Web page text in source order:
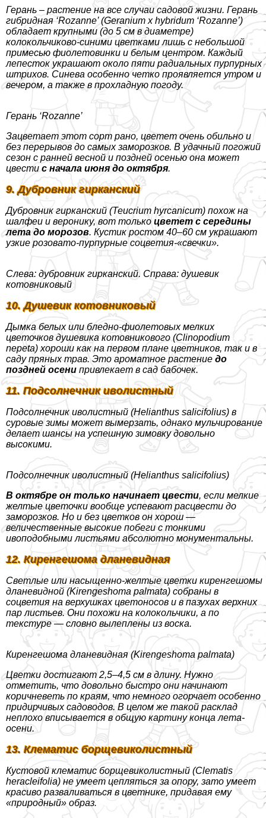
Герань – растение на все случаи садовой жизни. Герань
гибридная ‘Rozanne’ (Geranium x hybridum ‘Rozanne’)
обладает крупными (до 5 см в диаметре)
колокольчиково-синими цветками лишь с небольшой
примесью фиолетовинки и белым центром. Каждый
лепесток украшают около пяти радиальных пурпурных
штрихов. Синева особенно четко проявляется утром и
вечером, а также в прохладную погоду.
Герань ‘Rozanne’
Зацветает этот сорт рано, цветет очень обильно и
без перерывов до самых заморозков. В удачный погожий
сезон с ранней весной и поздней осенью она может
цвести с начала июня до октября.
9. Дубровник гирканский
Дубровник гирканский (Teucrium hyrcanicum) похож на
шалфеи и веронику, вот только цветет с середины
лета до морозов. Кустик ростом 40–60 см украшают
узкие розовато-пурпурные соцветия-«свечки».
Слева: дубровник гирканский. Справа: душевик
котовниковый
10. Душевик котовниковый
Дымка белых или бледно-фиолетовых мелких
цветочков душевика котовникового (Clinopodium
nepeta) хороши как на первом плане цветников, так и в
саду пряных трав. Это ароматное растение до
поздней осени привлекает в сад бабочек.
11. Подсолнечник иволистный
Подсолнечник иволистный (Helianthus salicifolius) в
суровые зимы может вымерзать, однако мульчирование
делает шансы на успешную зимовку довольно
высокими.
Подсолнечник иволистный (Helianthus salicifolius)
В октябре он только начинает цвести, если мелкие
желтые цветочки вообще успевают расцвести до
заморозков. Но и без цветков он хорош —
величественные высокие побеги с тонкими
ивоподобными листьями абсолютно монументальны.
12. Киренгешома дланевидная
Светлые или насыщенно-желтые цветки киренгешомы
дланевидной (Kirengeshoma palmata) собраны в
соцветия на верхушках цветоносов и в пазухах верхних
пар листьев. Они похожи на колокольчики, а по
текстуре — словно вылеплены из воска.
Киренгешома дланевидная (Kirengeshoma palmata)
Цветки достигают 2,5–4,5 см в длину. Нужно
отметить, что довольно быстро они начинают
коричневеть по краям, что немного огорчает особенно
придирчивых садоводов. В целом же такой расклад
неплохо вписывается в общую картину конца лета-
осени.
13. Клематис борщевиколистный
Кустовой клематис борщевиколистный (Clematis
heracleifolia) не умеет цепляться за опору, зато умеет
красиво разваливаться в цветнике, придавая ему
«природный» образ.